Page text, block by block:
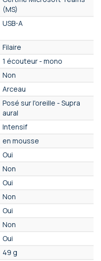
(MS)
USB-A
Filaire
1 écouteur - mono
Non
Arceau
Posé sur l'oreille - Supra
aural
Intensif
en mousse
Oui
Non
Oui
Non
Oui
Non
Oui
49 g